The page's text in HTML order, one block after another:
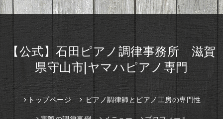
【公式】石田ピアノ調律事務所 滋賀
県守山市|ヤマハピアノ専門
トップページ ピアノ調律師とピアノ工房の専門性